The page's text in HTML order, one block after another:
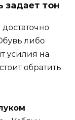
задает тон
либо
усилия на
обратить